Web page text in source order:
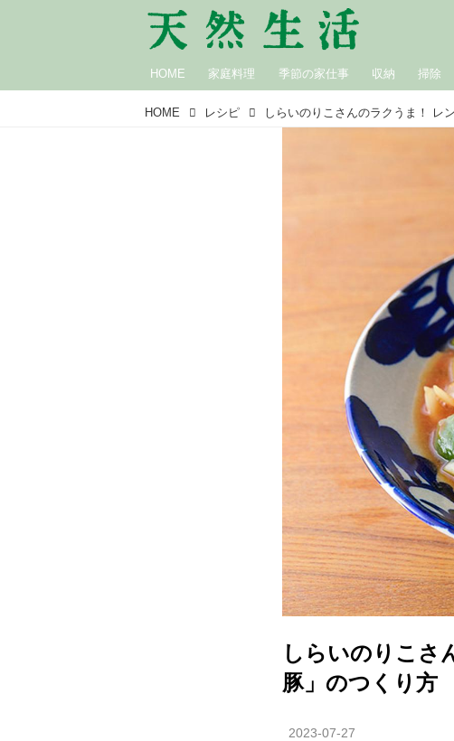
HOME 家庭料理 季節の家仕事 収納 掃除
HOME レシピ
しらいのりこさ
豚」のつくり方
2023-07-27